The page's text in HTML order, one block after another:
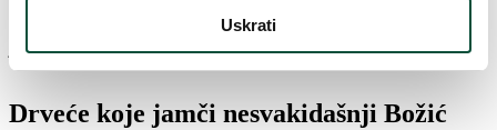
Uskrati
540 cm koji je odličan za pokrivanje prostora između poda i okvira
jelke.
Drveće koje jamči nesvakidašnji Božić